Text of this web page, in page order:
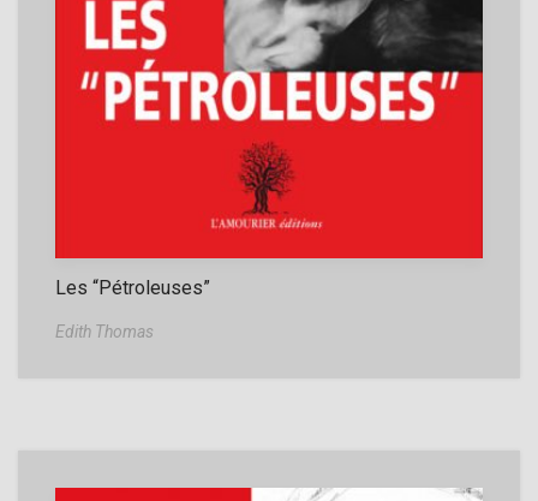
Les “Pétroleuses”
Edith Thomas